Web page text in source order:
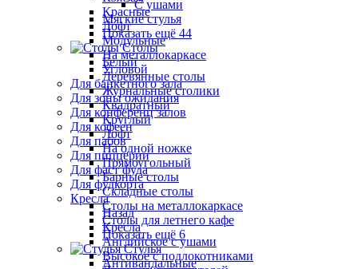
С ушами
Мягкие стулья
Показать ещё 44
Столы
Белый
Деревянные столы
Журнальные столики
Квадратный
Круглый
Лофт
На одной ножке
Прямоугольный
Барные столы
Складные столы
Столы на металлокаркасе
Столы для летнего кафе
Показать ещё 6
Стулья
Антивандальные
Красные
Лофт
Модульные
На металлокаркасе
Угловой
Для банкетного зала
Для зоны ожидания
Для конференц залов
Для кофеен
Для пабов
Для пиццерии
Для фаст фуда
Для фудкорта
Кресла
Назад
Кресла
Английское с ушами
Высокое с подлокотниками